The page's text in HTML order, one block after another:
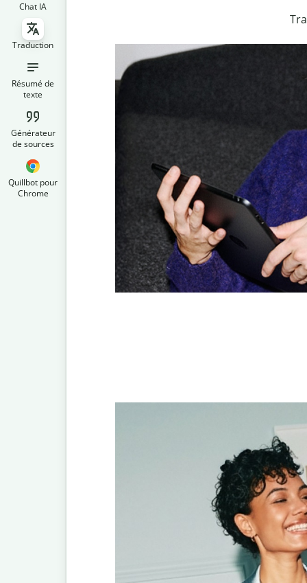
Chat IA
Traduction
Résumé de
texte
Générateur
de sources
Quillbot pour
Chrome